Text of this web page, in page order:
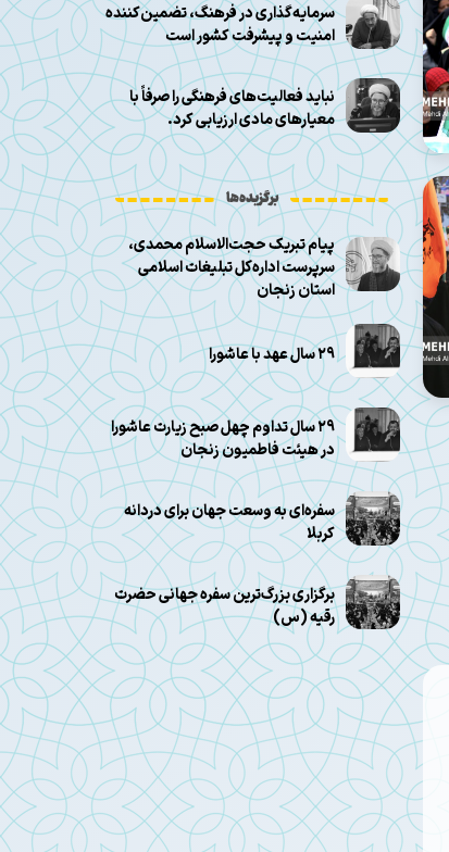
سرمایه‌گذاری در فرهنگ، تضمین‌کننده
امنیت و پیشرفت کشور است
نباید فعالیت‌های فرهنگی را صرفاً با
معیارهای مادی ارزیابی کرد.
برگزیده‌ها
پیام تبریک حجت‌الاسلام محمدی،
سرپرست اداره‌کل تبلیغات اسلامی
استان زنجان
۲۹ سال عهد با عاشورا
۲۹ سال تداوم چهل صبح زیارت عاشورا
در هیئت فاطمیون زنجان
سفره‌ای به وسعت جهان برای دردانه
کربلا
برگزاری بزرگ‌ترین سفره جهانی حضرت
رقیه (س)